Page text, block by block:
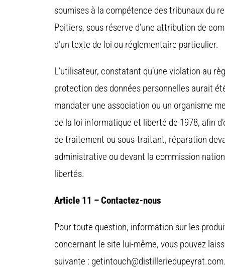
soumises à la compétence des tribunaux du
Poitiers, sous réserve d’une attribution de
d’un texte de loi ou réglementaire particulier.
L’utilisateur, constatant qu’une violation au
protection des données personnelles aurait
mandater une association ou un organisme
de la loi informatique et liberté de 1978, afin
de traitement ou sous-traitant, réparation
administrative ou devant la commission
libertés.
Article 11 – Contactez-nous
Pour toute question, information sur les
concernant le site lui-même, vous pouvez
suivante :